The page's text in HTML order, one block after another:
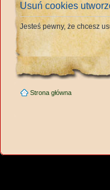
Usuń cookies
Jesteś pewny, że chcesz
Strona główna